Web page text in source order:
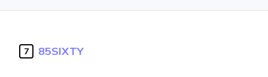
7 85SIXTY